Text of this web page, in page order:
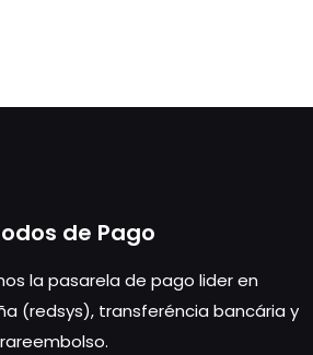
de Pago
la pasarela de pago lider en
(redsys), transferéncia bancária y